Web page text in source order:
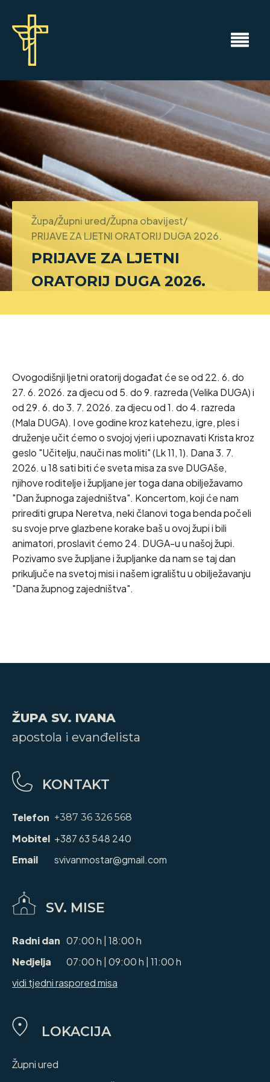
Župa/Župni ured/Župna obavijest/
PRIJAVE ZA LJETNI ORATORIJ DUGA 2026.
PRIJAVE ZA LJETNI
ORATORIJ DUGA 2026.
Ovogodišnji ljetni oratorij događat će se od 22. 6. do
27. 6. 2026. za djecu od 5. do 9. razreda (Velika DUGA) i
od 29. 6. do 3. 7. 2026. za djecu od 1. do 4. razreda
(Mala DUGA). I ove godine kroz katehezu, igre, ples i
druženje učit ćemo o svojoj vjeri i upoznavati Krista kroz
geslo "Učitelju, nauči nas moliti" (Lk 11, 1). Dana 3. 7.
2026. u 18 sati biti će sveta misa za sve DUGAše,
njihove roditelje i župljane jer toga dana obilježavamo
"Dan župnoga zajedništva". Koncertom, koji će nam
prirediti grupa Neretva, neki članovi toga benda počeli
su svoje prve glazbene korake baš u ovoj župi i bili
animatori, proslavit ćemo 24. DUGA-u u našoj župi.
Pozivamo sve župljane i župljanke da nam se taj dan
prikuljuče na svetoj misi i našem igralištu u obilježavanju
"Dana župnog zajedništva".
ŽUPA SV. IVANA
apostola i evanđelista
KONTAKT
Telefon +387 36 326 568
Mobitel +387 63 548 240
Email
svivanmostar@gmail.com
SV. MISE
Radni dan 07:00 h | 18:00 h
Nedjelja
07:00 h | 09:00 h | 11:00 h
vidi tjedni raspored misa
LOKACIJA
Župni ured